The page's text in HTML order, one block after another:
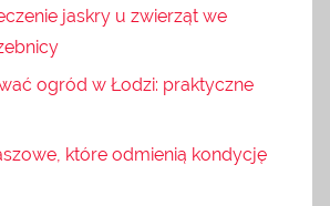
jaskry u zwierząt we
ogród w Łodzi: praktyczne
które odmienią kondycję